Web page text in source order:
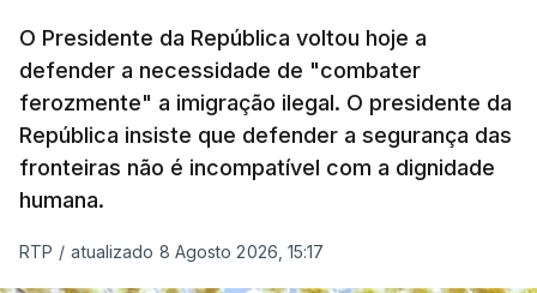
O Presidente da República voltou hoje a
defender a necessidade de "combater
ferozmente" a imigração ilegal. O presidente da
República insiste que defender a segurança das
fronteiras não é incompatível com a dignidade
humana.
RTP / atualizado 8 Agosto 2026, 15:17